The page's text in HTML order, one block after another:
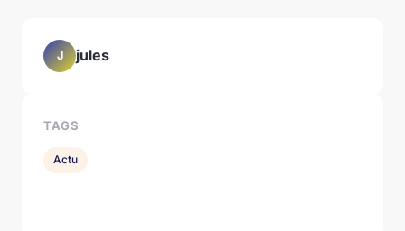
J jules
TAGS
Actu